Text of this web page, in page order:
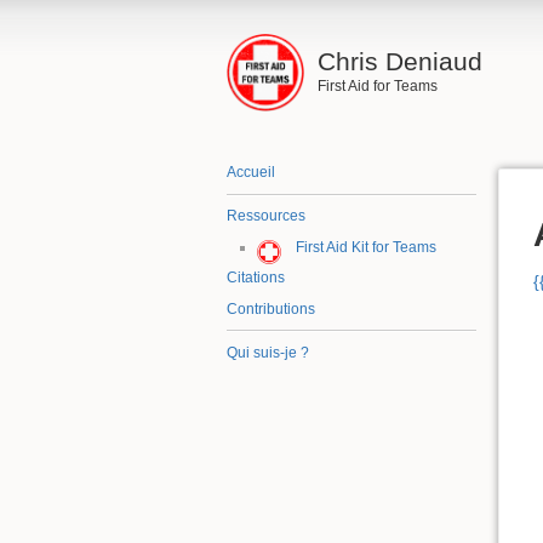
Chris Deniaud
First Aid for Teams
Accueil
Ressources
First Aid Kit for Teams
Citations
Contributions
Qui suis-je ?